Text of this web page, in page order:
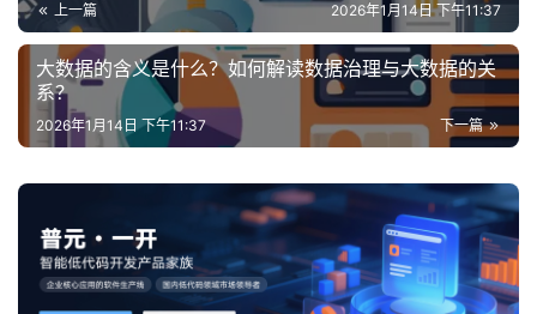
上一篇 2026年1月14日 下午11:37
大数据的含义是什么？如何解读数据治理与大数据的关
系？
下一篇
2026年1月14日 下午11:37